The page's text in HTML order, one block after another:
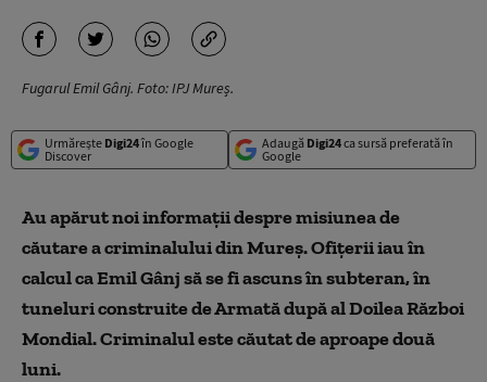
Fugarul Emil Gânj. Foto: IPJ Mureș.
Urmărește Digi24în Google
Discover
Adaugă Digi24ca sursă preferată în
Google
Au apărut noi informații despre misiunea de
căutare a criminalului din Mureș. Ofițerii iau în
calcul ca Emil Gânj să se fi ascuns în subteran, în
tuneluri construite de Armată după al Doilea Război
Mondial. Criminalul este căutat de aproape două
luni.